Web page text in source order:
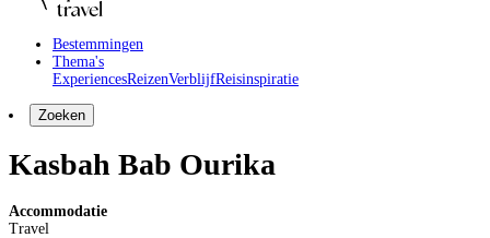
Bestemmingen
Thema's
ExperiencesReizenVerblijfReisinspiratie
Zoeken
Kasbah Bab Ourika
Accommodatie
Travel